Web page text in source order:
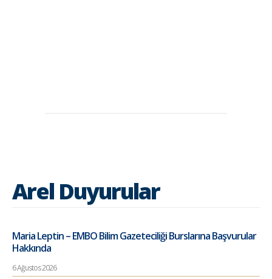
Arel Duyurular
Maria Leptin – EMBO Bilim Gazeteciliği Burslarına Başvurular
Hakkında
6 Ağustos 2026